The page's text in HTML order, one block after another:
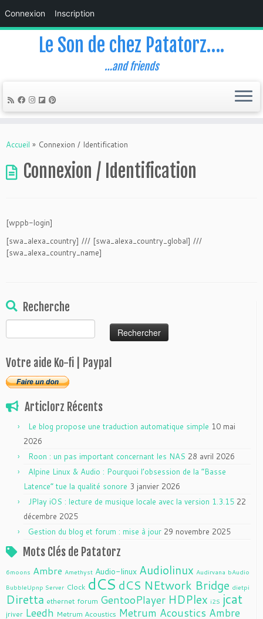
Connexion Inscription
Le Son de chez Patatorz….
…and friends
Accueil » Connexion / Identification
Connexion / Identification
[wppb-login]
[swa_alexa_country] /// [swa_alexa_country_global] ///
[swa_alexa_country_name]
Recherche
Votre aide Ko-fi | Paypal
Articlorz Récents
Le blog propose une traduction automatique simple 10 mai
2026
Roon : un pas important concernant les NAS 28 avril 2026
Alpine Linux & Audio : Pourquoi l’obsession de la “Basse
Latence” tue la qualité sonore 3 janvier 2026
JPlay iOS : lecture de musique locale avec la version 1.3.15 22
décembre 2025
Gestion du blog et forum : mise à jour 29 novembre 2025
Mots Clés de Patatorz
6moons Ambre Amethyst Audio-linux Audiolinux Audirvana bAudio
BubbleUpnp Server Clock dCS dCS NEtwork Bridge dietpi
Diretta ethernet forum GentooPlayer HDPlex i2S jcat
jriver Leedh Metrum Acoustics Metrum Acoustics Ambre